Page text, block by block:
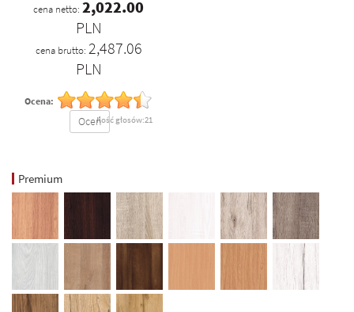
cena netto: 2,022.00
PLN
cena brutto: 2,487.06
PLN
Ocena:
Ilość głosów:21
Oceń
Premium